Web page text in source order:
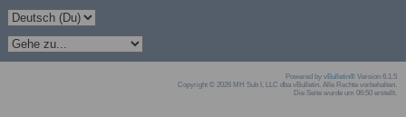
Powered by vBulletin® Version 6.1.5
Copyright © 2026 MH Sub I, LLC dba vBulletin. Alle Rechte vorbehalten.
Die Seite wurde um 06:50 erstellt.